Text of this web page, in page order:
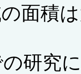
面積
研究